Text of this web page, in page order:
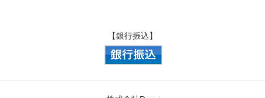
【銀行振込】